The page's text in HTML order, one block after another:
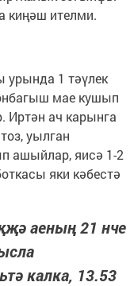
киңәш ителми.
урында 1 тәүлек
мае кушып
Иртән ач карынга
уылган
ашыйлар, яисә 1-2
яки кәбестә
аеның 21 нче
калка, 13.53